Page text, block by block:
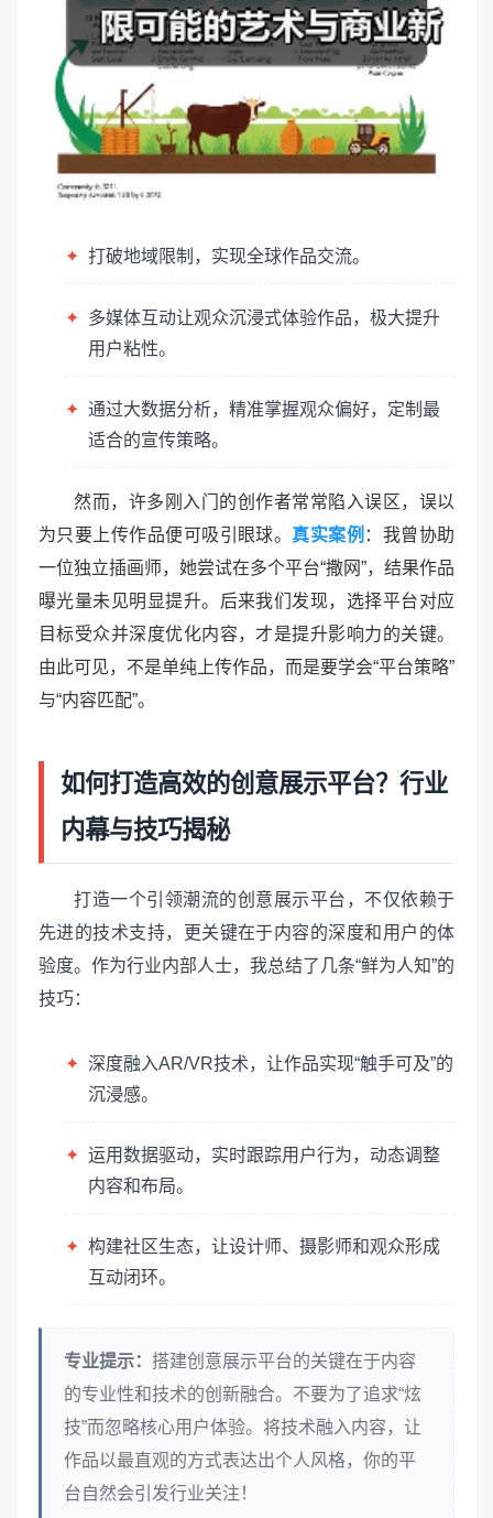
✦ 打破地域限制，实现全球作品交流。
✦ 多媒体互动让观众沉浸式体验作品，极大提升
用户粘性。
✦ 通过大数据分析，精准掌握观众偏好，定制最
适合的宣传策略。
然而，许多刚入门的创作者常常陷入误区，误以
为只要上传作品便可吸引眼球。 真实案例 ：我曾协助
一位独立插画师，她尝试在多个平台“撒网”，结果作品
曝光量未见明显提升。后来我们发现，选择平台对应
目标受众并深度优化内容，才是提升影响力的关键。
由此可见，不是单纯上传作品，而是要学会“平台策略”
与“内容匹配”。
如何打造高效的创意展示平台？行业
内幕与技巧揭秘
打造一个引领潮流的创意展示平台，不仅依赖于
先进的技术支持，更关键在于内容的深度和用户的体
验度。作为行业内部人士，我总结了几条“鲜为人知”的
技巧：
✦ 深度融入AR/VR技术，让作品实现“触手可及”的
沉浸感。
✦ 运用数据驱动，实时跟踪用户行为，动态调整
内容和布局。
✦ 构建社区生态，让设计师、摄影师和观众形成
互动闭环。
专业提示： 搭建创意展示平台的关键在于内容
的专业性和技术的创新融合。不要为了追求“炫
技”而忽略核心用户体验。将技术融入内容，让
作品以最直观的方式表达出个人风格，你的平
台自然会引发行业关注！